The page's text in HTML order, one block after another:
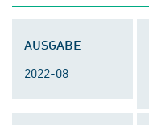
AUSGABE
2022-08